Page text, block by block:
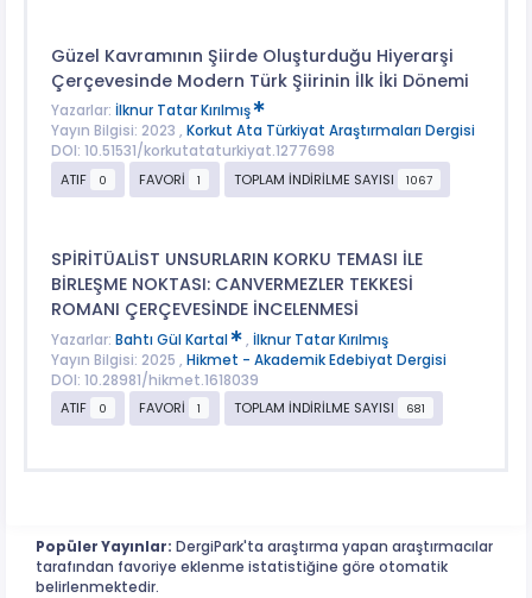
Güzel Kavramının Şiirde Oluşturduğu Hiyerarşi
Çerçevesinde Modern Türk Şiirinin İlk İki Dönemi
Yazarlar: İlknur Tatar Kırılmış
Yayın Bilgisi: 2023 , Korkut Ata Türkiyat Araştırmaları Dergisi
DOI: 10.51531/korkutataturkiyat.1277698
ATIF
0 FAVORİ 1 TOPLAM İNDİRİLME SAYISI 1067
SPİRİTÜALİST UNSURLARIN KORKU TEMASI İLE
BİRLEŞME NOKTASI: CANVERMEZLER TEKKESİ
ROMANI ÇERÇEVESİNDE İNCELENMESİ
Yazarlar: Bahtı Gül Kartal , İlknur Tatar Kırılmış
Yayın Bilgisi: 2025 , Hikmet - Akademik Edebiyat Dergisi
DOI: 10.28981/hikmet.1618039
ATIF
0 FAVORİ 1 TOPLAM İNDİRİLME SAYISI 681
Popüler Yayınlar: DergiPark'ta araştırma yapan araştırmacılar
tarafından favoriye eklenme istatistiğine göre otomatik
belirlenmektedir.